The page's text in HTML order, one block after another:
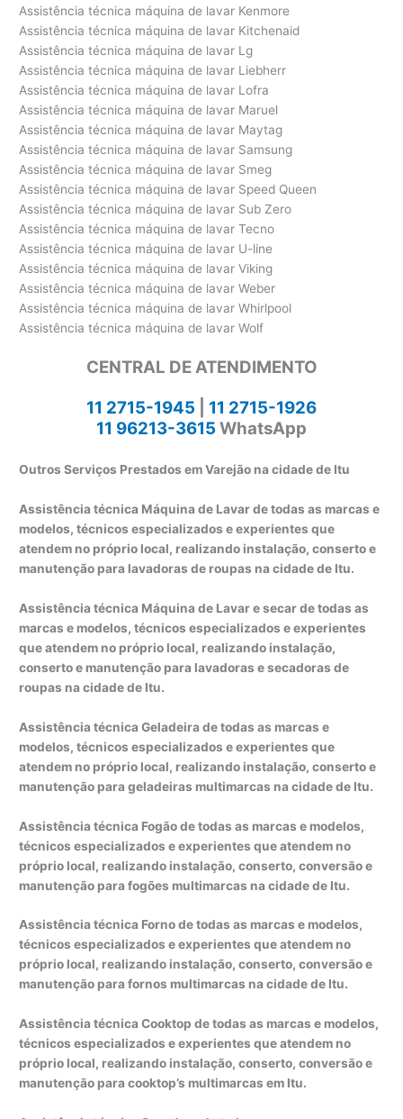
Assistência técnica máquina de lavar Kenmore
Assistência técnica máquina de lavar Kitchenaid
Assistência técnica máquina de lavar Lg
Assistência técnica máquina de lavar Liebherr
Assistência técnica máquina de lavar Lofra
Assistência técnica máquina de lavar Maruel
Assistência técnica máquina de lavar Maytag
Assistência técnica máquina de lavar Samsung
Assistência técnica máquina de lavar Smeg
Assistência técnica máquina de lavar Speed Queen
Assistência técnica máquina de lavar Sub Zero
Assistência técnica máquina de lavar Tecno
Assistência técnica máquina de lavar U-line
Assistência técnica máquina de lavar Viking
Assistência técnica máquina de lavar Weber
Assistência técnica máquina de lavar Whirlpool
Assistência técnica máquina de lavar Wolf
CENTRAL DE ATENDIMENTO
11 2715-1945
11 2715-1926
11 96213-3615 WhatsApp
Outros Serviços Prestados em Varejão na cidade de Itu
Assistência técnica Máquina de Lavar de todas as marcas e
modelos, técnicos especializados e experientes que
atendem no próprio local, realizando instalação, conserto e
manutenção para lavadoras de roupas na cidade de Itu.
Assistência técnica Máquina de Lavar e secar de todas as
marcas e modelos, técnicos especializados e experientes
que atendem no próprio local, realizando instalação,
conserto e manutenção para lavadoras e secadoras de
roupas na cidade de Itu.
Assistência técnica Geladeira de todas as marcas e
modelos, técnicos especializados e experientes que
atendem no próprio local, realizando instalação, conserto e
manutenção para geladeiras multimarcas na cidade de Itu.
Assistência técnica Fogão de todas as marcas e modelos,
técnicos especializados e experientes que atendem no
próprio local, realizando instalação, conserto, conversão e
manutenção para fogões multimarcas na cidade de Itu.
Assistência técnica Forno de todas as marcas e modelos,
técnicos especializados e experientes que atendem no
próprio local, realizando instalação, conserto, conversão e
manutenção para fornos multimarcas na cidade de Itu.
Assistência técnica Cooktop de todas as marcas e modelos,
técnicos especializados e experientes que atendem no
próprio local, realizando instalação, conserto, conversão e
manutenção para cooktop’s multimarcas em Itu.